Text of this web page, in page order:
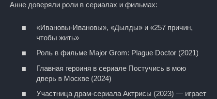
Анне доверяли роли в сериалах и фильмах:
«Ивановы‑Ивановы», «Дылды» и «257 причин,
чтобы жить»
Роль в фильме Major Grom: Plague Doctor (2021)
Главная героиня в сериале Постучись в мою
дверь в Москве (2024)
Участница драм-сериала Актрисы (2023) — играет